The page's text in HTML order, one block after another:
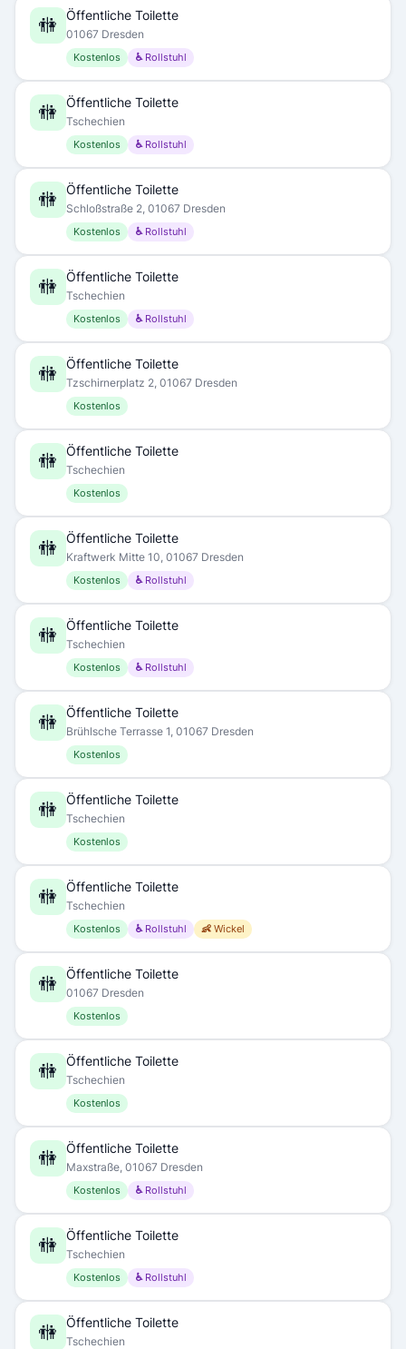
🚻 Öffentliche Toilette
01067 Dresden
Kostenlos ♿ Rollstuhl
🚻 Öffentliche Toilette
Tschechien
Kostenlos ♿ Rollstuhl
🚻 Öffentliche Toilette
Schloßstraße 2, 01067 Dresden
Kostenlos ♿ Rollstuhl
🚻 Öffentliche Toilette
Tschechien
Kostenlos ♿ Rollstuhl
🚻 Öffentliche Toilette
Tzschirnerplatz 2, 01067 Dresden
Kostenlos
🚻 Öffentliche Toilette
Tschechien
Kostenlos
🚻 Öffentliche Toilette
Kraftwerk Mitte 10, 01067 Dresden
Kostenlos ♿ Rollstuhl
🚻 Öffentliche Toilette
Tschechien
Kostenlos ♿ Rollstuhl
🚻 Öffentliche Toilette
Brühlsche Terrasse 1, 01067 Dresden
Kostenlos
🚻 Öffentliche Toilette
Tschechien
Kostenlos
🚻 Öffentliche Toilette
Tschechien
Kostenlos ♿ Rollstuhl 👶 Wickel
🚻 Öffentliche Toilette
01067 Dresden
Kostenlos
🚻 Öffentliche Toilette
Tschechien
Kostenlos
🚻 Öffentliche Toilette
Maxstraße, 01067 Dresden
Kostenlos ♿ Rollstuhl
🚻 Öffentliche Toilette
Tschechien
Kostenlos ♿ Rollstuhl
🚻 Öffentliche Toilette
Tschechien